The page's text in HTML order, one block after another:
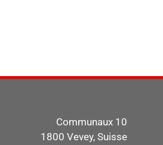
Communaux 10
1800 Vevey, Suisse